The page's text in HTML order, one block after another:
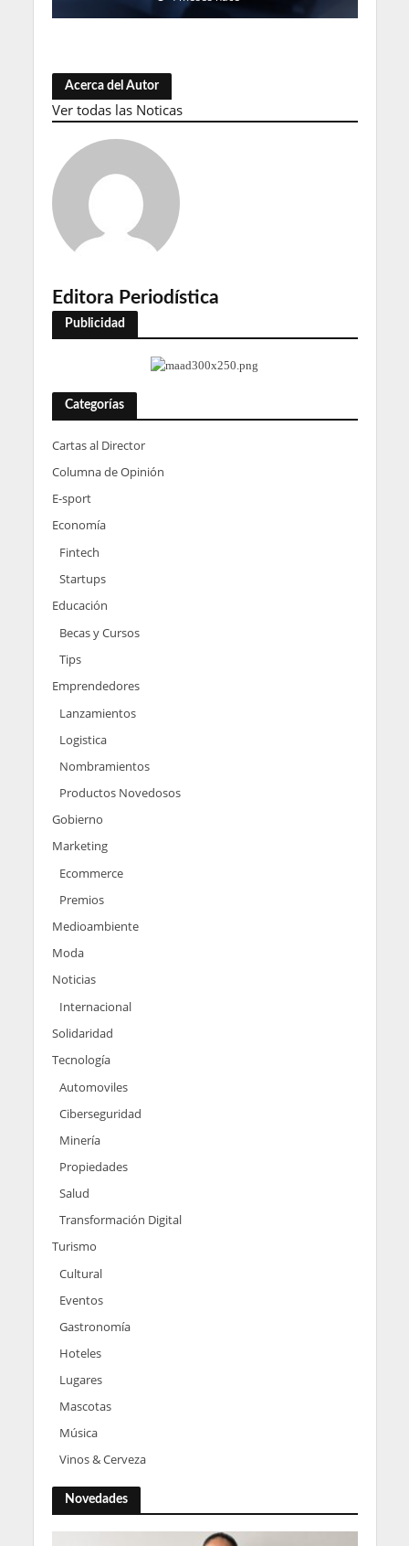
Acerca del Autor
Ver todas las Noticas
Editora Periodística
Publicidad
Categorías
Cartas al Director
Columna de Opinión
E-sport
Economía
Fintech
Startups
Educación
Becas y Cursos
Tips
Emprendedores
Lanzamientos
Logistica
Nombramientos
Productos Novedosos
Gobierno
Marketing
Ecommerce
Premios
Medioambiente
Moda
Noticias
Internacional
Solidaridad
Tecnología
Automoviles
Ciberseguridad
Minería
Propiedades
Salud
Transformación Digital
Turismo
Cultural
Eventos
Gastronomía
Hoteles
Lugares
Mascotas
Música
Vinos & Cerveza
Novedades